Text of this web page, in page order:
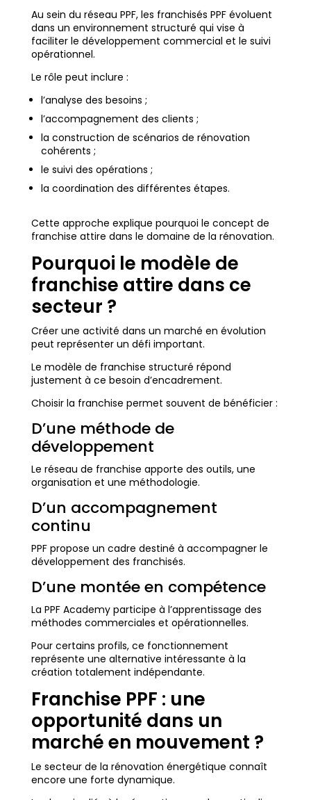
Au sein du réseau PPF, les franchisés PPF évoluent
dans un environnement structuré qui vise à
faciliter le développement commercial et le suivi
opérationnel.
Le rôle peut inclure :
l’analyse des besoins ;
l’accompagnement des clients ;
la construction de scénarios de rénovation
cohérents ;
le suivi des opérations ;
la coordination des différentes étapes.
Cette approche explique pourquoi le concept de
franchise attire dans le domaine de la rénovation.
Pourquoi le modèle de
franchise attire dans ce
secteur ?
Créer une activité dans un marché en évolution
peut représenter un défi important.
Le modèle de franchise structuré répond
justement à ce besoin d’encadrement.
Choisir la franchise permet souvent de bénéficier :
D’une méthode de
développement
Le réseau de franchise apporte des outils, une
organisation et une méthodologie.
D’un accompagnement
continu
PPF propose un cadre destiné à accompagner le
développement des franchisés.
D’une montée en compétence
La PPF Academy participe à l’apprentissage des
méthodes commerciales et opérationnelles.
Pour certains profils, ce fonctionnement
représente une alternative intéressante à la
création totalement indépendante.
Franchise PPF : une
opportunité dans un
marché en mouvement ?
Le secteur de la rénovation énergétique connaît
encore une forte dynamique.